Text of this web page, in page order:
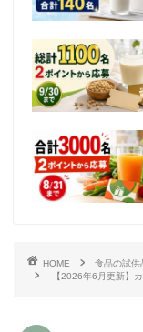
HOME 食品の試供
【2026年6月更新】